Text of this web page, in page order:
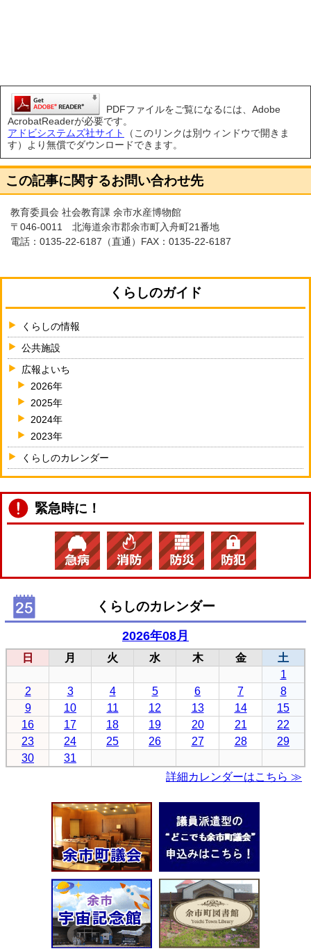
PDFファイルをご覧になるには、Adobe
AcrobatReaderが必要です。
アドビシステムズ社サイト
（このリンクは別ウィンドウで開きま
す）より無償でダウンロードできます。
この記事に関するお問い合わせ先
教育委員会 社会教育課 余市水産博物館
〒046-0011 北海道余市郡余市町入舟町21番地
電話： 0135-22-6187 （直通）FAX：0135-22-6187
くらしのガイド
くらしの情報
公共施設
広報よいち
2026年
2025年
2024年
2023年
くらしのカレンダー
緊急時に！
くらしのカレンダー